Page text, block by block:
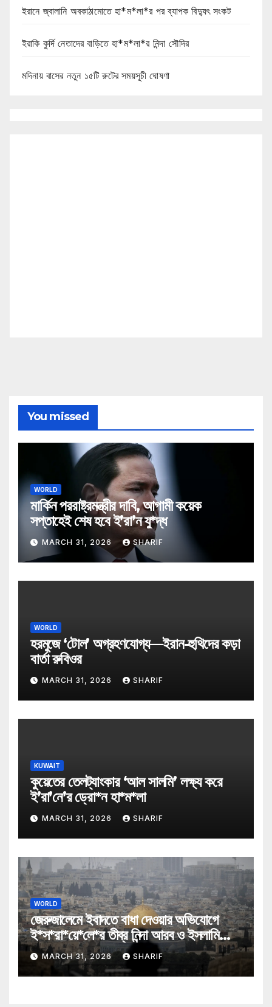
ইরানে জ্বালানি অবকাঠামোতে হা*ম*লা*র পর ব্যাপক বিদ্যুৎ সংকট
ইরাকি কুর্দি নেতাদের বাড়িতে হা*ম*লা*র নিন্দা সৌদির
মদিনায় বাসের নতুন ১৫টি রুটের সময়সূচী ঘোষণা
You missed
WORLD
মার্কিন পররাষ্ট্রমন্ত্রীর দাবি, আগামী কয়েক
সপ্তাহেই শেষ হবে ই’রা’ন যু*দ্ধ
MARCH 31, 2026 SHARIF
WORLD
হরমুজে ‘টোল’ অগ্রহণযোগ্য—ইরান-হুথিদের কড়া
বার্তা রুবিওর
MARCH 31, 2026 SHARIF
KUWAIT
কুয়েতের তেলট্যাংকার ‘আল সালমি’ লক্ষ্য করে
ই’রা’নে’র ড্রো*ন হা*ম*লা
MARCH 31, 2026 SHARIF
WORLD
জেরুজালেমে ইবাদতে বাধা দেওয়ার অভিযোগে
ই*স*রা*য়ে*লে*র তীব্র নিন্দা আরব ও ইসলামি
মন্ত্রীদের
MARCH 31, 2026 SHARIF